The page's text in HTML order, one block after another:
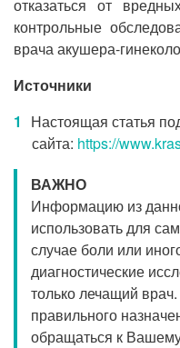
отказаться от
контрольные
врача акушера-
Источники
Настоящая статья
сайта: https://
ВАЖНО
Информацию из
использовать для
случае боли или
диагностические
только лечащий
правильного
обращаться к